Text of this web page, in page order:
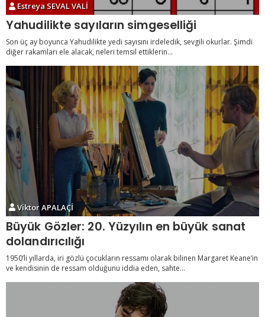
Estreya SEVAL VALİ
Yahudilikte sayıların simgeselliği
Son üç ay boyunca Yahudilikte yedi sayısını irdeledik, sevgili okurlar. Şimdi
diğer rakamları ele alacak, neleri temsil ettiklerin...
Viktor APALAÇİ
Büyük Gözler: 20. Yüzyılın en büyük sanat
dolandırıcılığı
1950’li yıllarda, iri gözlü çocukların ressamı olarak bilinen Margaret Keane’in
ve kendisinin de ressam olduğunu iddia eden, sahte...